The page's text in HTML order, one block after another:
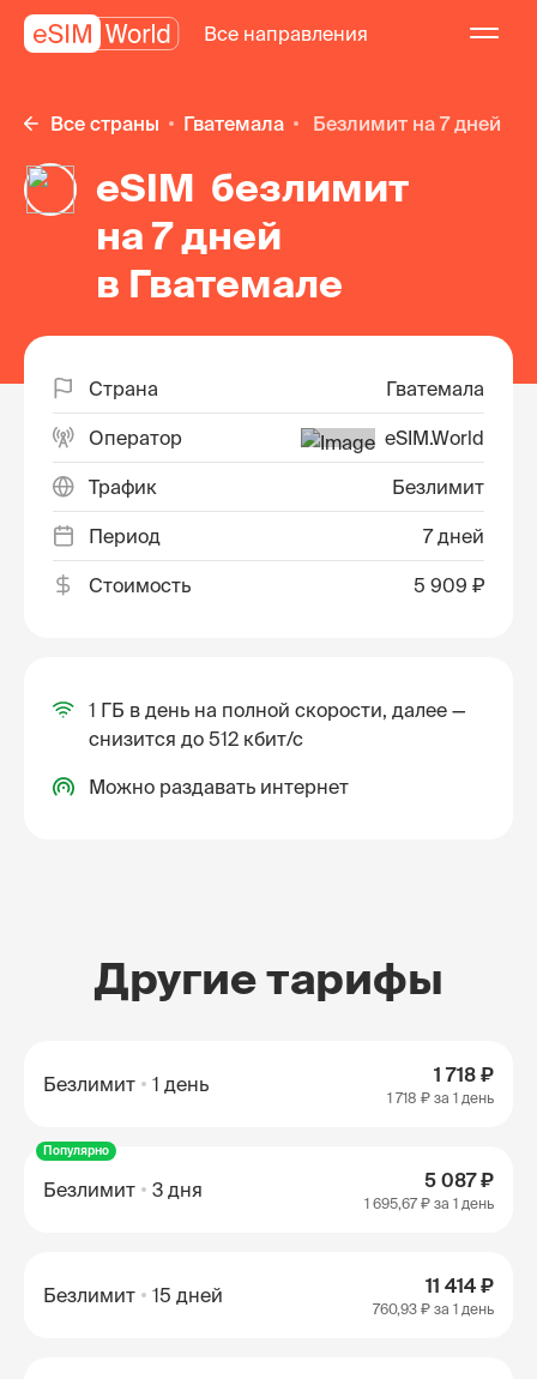
Все направления
Все страны Гватемала безлимит на 7 дней
eSIM безлимит
на 7 дней
в Гватемале
Страна Гватемала
Оператор eSIM.World
Трафик Безлимит
Период 7 дней
Стоимость 5 909 ₽
1 ГБ в день на полной скорости, далее —
снизится до 512 кбит/с
Можно раздавать интернет
Другие тарифы
Безлимит 1 день 1 718 ₽
1 718 ₽ за 1 день
Популярно
Безлимит 3 дня 5 087 ₽
1 695,67 ₽ за 1 день
Безлимит 15 дней 11 414 ₽
760,93 ₽ за 1 день